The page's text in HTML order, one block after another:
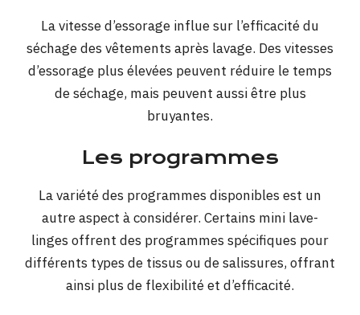
La vitesse d’essorage influe sur l’efficacité du
séchage des vêtements après lavage. Des vitesses
d’essorage plus élevées peuvent réduire le temps
de séchage, mais peuvent aussi être plus
bruyantes.
Les programmes
La variété des programmes disponibles est un
autre aspect à considérer. Certains mini lave-
linges offrent des programmes spécifiques pour
différents types de tissus ou de salissures, offrant
ainsi plus de flexibilité et d’efficacité.